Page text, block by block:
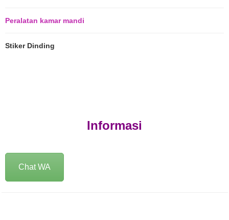
Peralatan kamar mandi
Stiker Dinding
Informasi
Chat WA